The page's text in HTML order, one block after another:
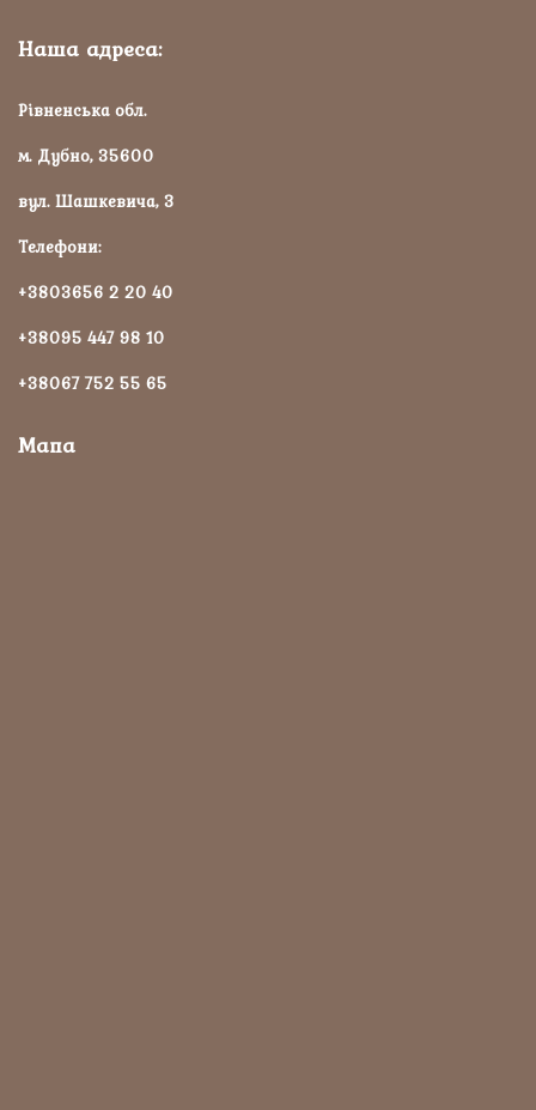
Наша адреса:
Рівненська обл.
м. Дубно, 35600
вул. Шашкевича, 3
Телефони:
+3803656 2 20 40
+38095 447 98 10
+38067 752 55 65
Мапа